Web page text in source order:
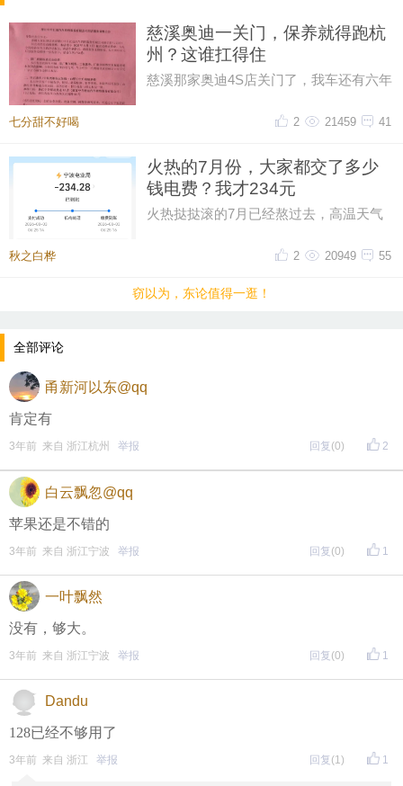
提示：回复之后就能看到红包，点击下方“开”即可领
取红包~
↓↓↓
红包帖分享此帖至朋友圈或好友，有机会获得更多红
包。
• 参与方式
一、评论主题内容即可领取红包！
二、分享主题帖，阅读数达到5个即可领取红包！
（必须在手机客户端参与哦！请注意下方参与方式
↓）
方式一：iOS已经上线，请大家在苹果手机APP Store页
面搜索下载
方式二 ：安卓系统已经上线，请大家在安卓应用市场
页面搜索下载
慈溪奥迪一关门，保养就得跑杭
州？这谁扛得住
慈溪那家奥迪4S店关门了，我车还有六年
说保养正常做，但得去杭州。我
七分甜不好喝 41
21459
2
火热的7月份，大家都交了多少
钱电费？我才234元
火热挞挞滚的7月已经熬过去，高温天气
超300，昨天一看帐单才234元。
秋之白桦 55
20949
2
窃以为，东论值得一逛！
全部评论
甬新河以东@qq
肯定有
2
3年前 来自 浙江杭州 举报 回复 (0)
白云飘忽@qq
苹果还是不错的
1
3年前 来自 浙江宁波 举报 回复 (0)
一叶飘然
没有，够大。
1
3年前 来自 浙江宁波 举报 回复 (0)
Dandu
128已经不够用了
1
3年前 来自 浙江 举报 回复 (1)